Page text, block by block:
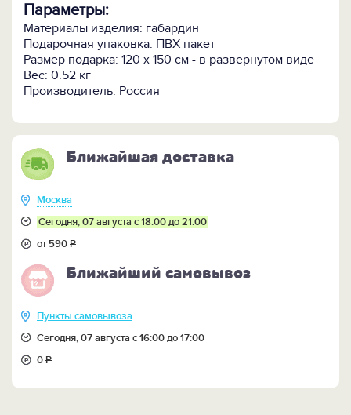
Накройте стол этой великолепной скатертью, и
ваше дачное застолье будет самым веселым и
незабываемым. Ведь с такой скатертью никакой
тамада не нужен: читайте надписи и веселитесь от
души.
ПОСМОТРЕТЬ все ЛЕТНИЕ ПОДАРКИ можноздесь.
Параметры:
Материалы изделия: габардин
Подарочная упаковка: ПВХ пакет
Размер подарка: 120 х 150 см - в развернутом виде
Вес: 0.52 кг
Производитель: Россия
Ближайшая доставка
Москва
Сегодня, 07 августа с 18:00 до 21:00
от 590Р
Ближайший самовывоз
Пункты самовывоза
Сегодня, 07 августа с 16:00 до 17:00
0Р